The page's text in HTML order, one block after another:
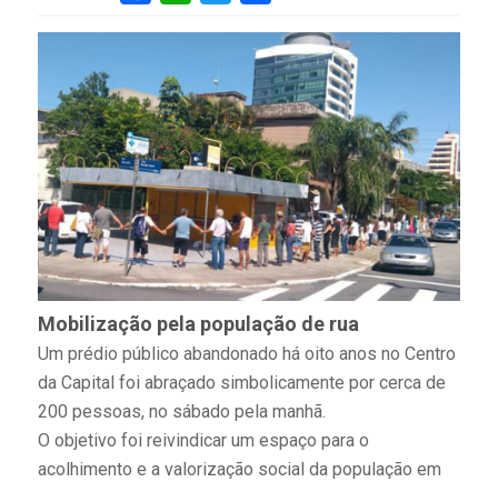
Mobilização pela população de rua
Um prédio público abandonado há oito anos no Centro
da Capital foi abraçado simbolicamente por cerca de
200 pessoas, no sábado pela manhã.
O objetivo foi reivindicar um espaço para o
acolhimento e a valorização social da população em